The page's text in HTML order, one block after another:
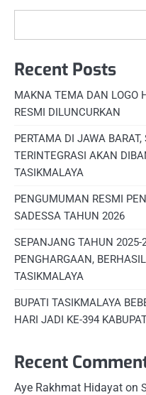
Recent Posts
MAKNA TEMA DAN LOGO
RESMI DILUNCURKAN
PERTAMA DI JAWA
TERINTEGRASI AKAN
TASIKMALAYA
PENGUMUMAN RESMI
SADESSA TAHUN 2026
SEPANJANG TAHUN 2025-
PENGHARGAAN,
TASIKMALAYA
BUPATI TASIKMALAYA
HARI JADI KE-394
Recent
Aye Rakhmat Hidayat on